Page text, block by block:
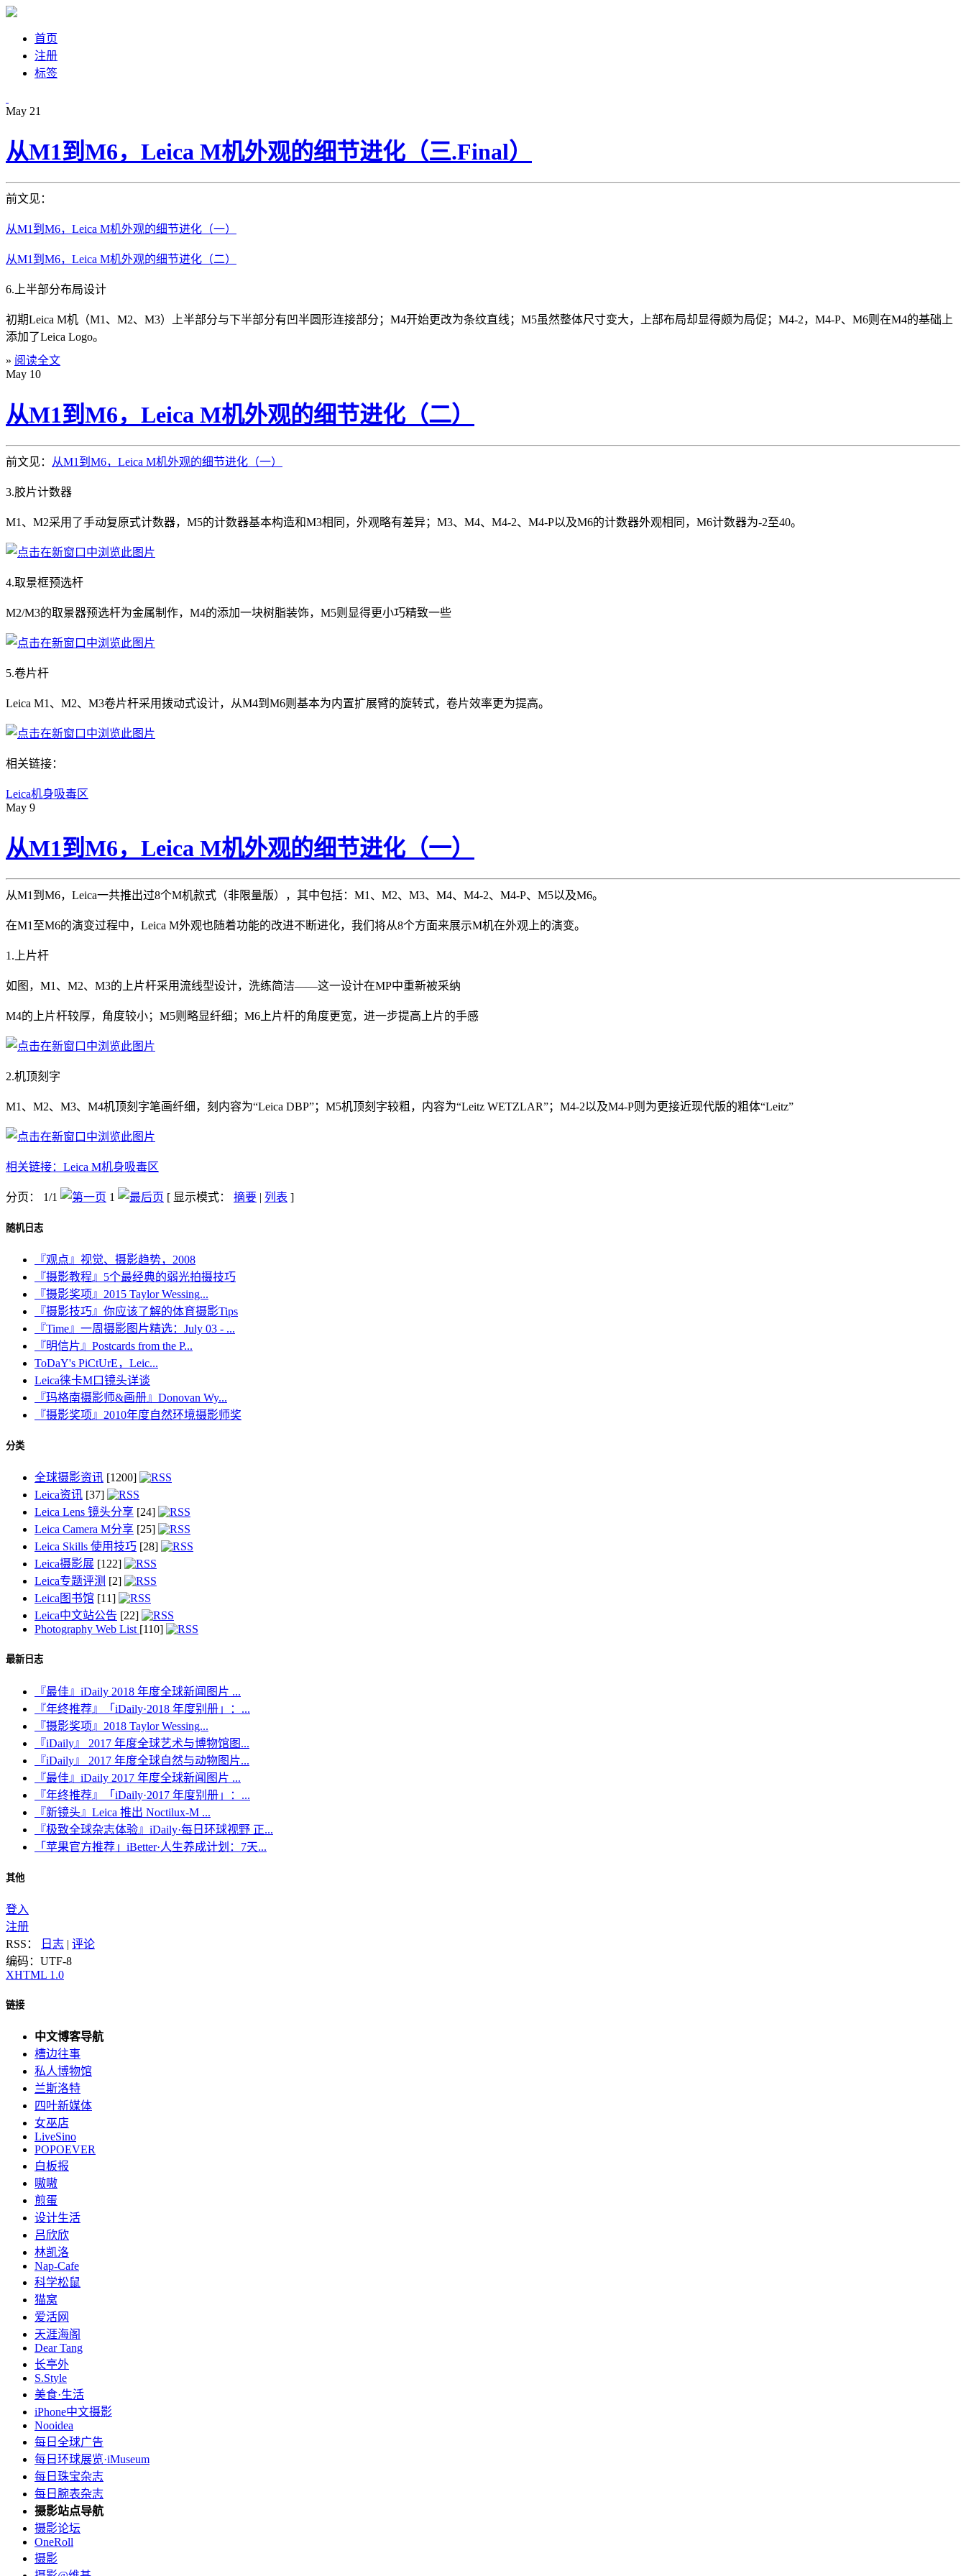
首页
注册
标签
May 21
从M1到M6，Leica M机外观的细节进化（三.Final）
前文见：
从M1到M6，Leica M机外观的细节进化（一）
从M1到M6，Leica M机外观的细节进化（二）
6.上半部分布局设计
初期Leica M机（M1、M2、M3）上半部分与下半部分有凹半圆形连接部分；M4开始更改为条纹直线；M5虽然整体尺寸变大，上部布局却显得颇为局促；M4-2，M4-P、M6则在M4的基础上
添加了Leica Logo。
» 阅读全文
May 10
从M1到M6，Leica M机外观的细节进化（二）
前文见： 从M1到M6，Leica M机外观的细节进化（一）
3.胶片计数器
M1、M2采用了手动复原式计数器，M5的计数器基本构造和M3相同，外观略有差异；M3、M4、M4-2、M4-P以及M6的计数器外观相同，M6计数器为-2至40。
4.取景框预选杆
M2/M3的取景器预选杆为金属制作，M4的添加一块树脂装饰，M5则显得更小巧精致一些
5.卷片杆
Leica M1、M2、M3卷片杆采用拨动式设计，从M4到M6则基本为内置扩展臂的旋转式，卷片效率更为提高。
相关链接：
Leica机身吸毒区
May 9
从M1到M6，Leica M机外观的细节进化（一）
从M1到M6，Leica一共推出过8个M机款式（非限量版），其中包括：M1、M2、M3、M4、M4-2、M4-P、M5以及M6。
在M1至M6的演变过程中，Leica M外观也随着功能的改进不断进化，我们将从8个方面来展示M机在外观上的演变。
1.上片杆
如图，M1、M2、M3的上片杆采用流线型设计，洗练简洁——这一设计在MP中重新被采纳
M4的上片杆较厚，角度较小；M5则略显纤细；M6上片杆的角度更宽，进一步提高上片的手感
2.机顶刻字
M1、M2、M3、M4机顶刻字笔画纤细，刻内容为“Leica DBP”；M5机顶刻字较粗，内容为“Leitz WETZLAR”；M4-2以及M4-P则为更接近现代版的粗体“Leitz”
相关链接：Leica M机身吸毒区
分页： 1/1 1 [ 显示模式： 摘要 | 列表 ]
随机日志
『观点』视觉、摄影趋势，2008
『摄影教程』5个最经典的弱光拍摄技巧
『摄影奖项』2015 Taylor Wessing...
『摄影技巧』你应该了解的体育摄影Tips
『Time』一周摄影图片精选：July 03 - ...
『明信片』Postcards from the P...
ToDaY's PiCtUrE，Leic...
Leica徕卡M口镜头详谈
『玛格南摄影师&画册』Donovan Wy...
『摄影奖项』2010年度自然环境摄影师奖
分类
全球摄影资讯 [1200]
Leica资讯 [37]
Leica Lens 镜头分享 [24]
Leica Camera M分享 [25]
Leica Skills 使用技巧 [28]
Leica摄影展 [122]
Leica专题评测 [2]
Leica图书馆 [11]
Leica中文站公告 [22]
Photography Web List [110]
最新日志
『最佳』iDaily 2018 年度全球新闻图片 ...
『年终推荐』「iDaily·2018 年度别册」：...
『摄影奖项』2018 Taylor Wessing...
『iDaily』 2017 年度全球艺术与博物馆图...
『iDaily』 2017 年度全球自然与动物图片...
『最佳』iDaily 2017 年度全球新闻图片 ...
『年终推荐』「iDaily·2017 年度别册」：...
『新镜头』Leica 推出 Noctilux-M ...
『极致全球杂志体验』iDaily·每日环球视野 正...
「苹果官方推荐」iBetter·人生养成计划：7天...
其他
登入
注册
RSS：
日志 | 评论
编码：UTF-8
XHTML 1.0
链接
中文博客导航
槽边往事
私人博物馆
兰斯洛特
四叶新媒体
女巫店
LiveSino
POPOEVER
白板报
嗷嗷
煎蛋
设计生活
吕欣欣
林凯洛
Nap-Cafe
科学松鼠
猫窝
爱活网
天涯海阁
Dear Tang
长亭外
S.Style
美食·生活
iPhone中文摄影
Nooidea
每日全球广告
每日环球展览·iMuseum
每日珠宝杂志
每日腕表杂志
摄影站点导航
摄影论坛
OneRoll
摄影